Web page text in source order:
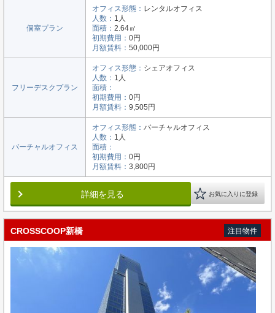
個室プラン
オフィス形態： レンタルオフィス
人数： 1人
面積： 2.64㎡
初期費用： 0円
月額賃料： 50,000円
フリーデスクプラン
オフィス形態： シェアオフィス
人数： 1人
面積：
初期費用： 0円
月額賃料： 9,505円
バーチャルオフィス
オフィス形態： バーチャルオフィス
人数： 1人
面積：
初期費用： 0円
月額賃料： 3,800円
詳細を見る お気に入りに登録
CROSSCOOP新橋 注目物件